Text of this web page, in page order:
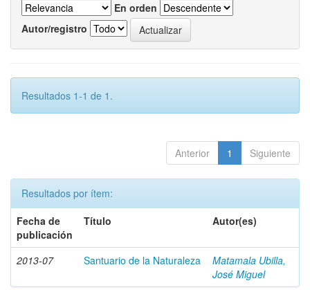
En orden
Autor/registro
Resultados 1-1 de 1.
Anterior 1 Siguiente
Resultados por ítem:
Fecha de
publicación
Título Autor(es)
2013-07 Santuario de la Naturaleza
Matamala Ubilla,
José Miguel